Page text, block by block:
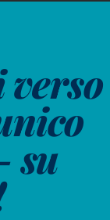
verso
su